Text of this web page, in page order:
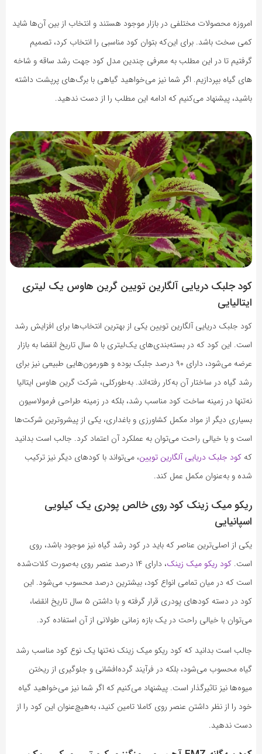
امروزه محصولات مختلفی در بازار موجود هستند و انتخاب از بین آن‌ها شاید
کمی سخت باشد. برای این‌که بتوان کود مناسبی را انتخاب کرد، تصمیم
گرفتیم تا در این مطلب به معرفی چندین مدل کود جهت رشد ساقه و شاخه
های گیاه بپردازیم. اگر شما نیز می‌خواهید گیاهی با برگ‌های پرپشت داشته
باشید، پیشنهاد می‌کنیم که ادامه این مطلب را از دست ندهید.
کود جلبک دریایی آلگارین تویین گرین هاوس یک لیتری
ایتالیایی
کود جلبک دریایی آلگارین تویین یکی از بهترین انتخاب‌ها برای افزایش رشد
است. این کود که در بسته‌بندی‌های یک‌لیتری با ۵ سال تاریخ انقضا به بازار
عرضه می‌شود، دارای ۹۰ درصد جلبک بوده و هورمون‌هایی طبیعی نیز برای
رشد گیاه در ساختار آن به‌کار رفته‌اند. به‌طورکلی، شرکت گرین هاوس ایتالیا
نه‌تنها در زمینه ساخت کود مناسب رشد، بلکه در زمینه طراحی فرمولاسیون
بسیاری دیگر از مواد مکمل کشاورزی و باغداری، یکی از پیشروترین شرکت‌ها
است و با خیالی راحت می‌توان به عملکرد آن اعتماد کرد. جالب است بدانید
که کود جلبک دریایی آلگارین تویین، می‌تواند با کودهای دیگر نیز ترکیب
شده و به‌عنوان مکمل عمل کند.
ریکو میک زینک کود روی خالص پودری یک کیلویی
اسپانیایی
یکی از اصلی‌ترین عناصر که باید در کود رشد گیاه نیز موجود باشد، روی
است. کود ریکو میک زینک
، دارای ۱۴ درصد عنصر روی به‌صورت کلات‌شده
است که در میان تمامی انواع کود، بیشترین درصد محسوب می‌شود. این
کود در دسته کودهای پودری قرار گرفته و با داشتن ۵ سال تاریخ انقضا،
می‌توان با خیالی راحت در یک بازه زمانی طولانی از آن استفاده کرد.
جالب است بدانید که کود ریکو میک زینک نه‌تنها یک نوع کود مناسب رشد
گیاه محسوب می‌شود، بلکه در فرآیند گرده‌افشانی و جلوگیری از ریختن
میوه‌ها نیز تاثیرگذار است. پیشنهاد می‌کنیم که اگر شما نیز می‌خواهید گیاه
خود را از نظر داشتن عنصر روی کاملا تامین کنید، به‌هیچ‌عنوان این کود را از
دست ندهید.